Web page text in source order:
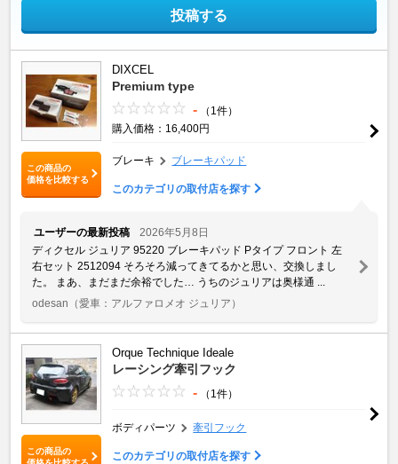
投稿する
この商品の
価格を比較する
DIXCEL
Premium type
-
（1件）
購入価格：16,400円
ブレーキ ブレーキパッド
このカテゴリの取付店を探す
ユーザーの最新投稿
2026年5月8日
ディクセル ジュリア 95220 ブレーキパッド Pタイプ フロント 左
右セット 2512094 そろそろ減ってきてるかと思い、交換しまし
た。 まあ、まだまだ余裕でした… うちのジュリアは奥様通 ...
odesan （愛車：アルファロメオ ジュリア）
この商品の
Orque Technique Ideale
レーシング牽引フック
- （1件）
ボディパーツ 牽引フック
このカテゴリの取付店を探す